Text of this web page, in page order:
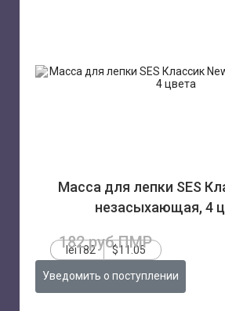
Масса для лепки SES
незасыхающая, 4
182 руб.ПМР
lei182 $11.05
Уведомить о поступлении